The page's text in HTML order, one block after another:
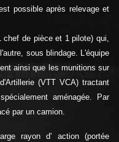
possible après relevage et
chef de pièce et 1 pilote) qui,
sous blindage. L'équipe
ainsi que les munitions sur
(VTT VCA) tractant
aménagée. Par
par un camion.
rayon d' action (portée